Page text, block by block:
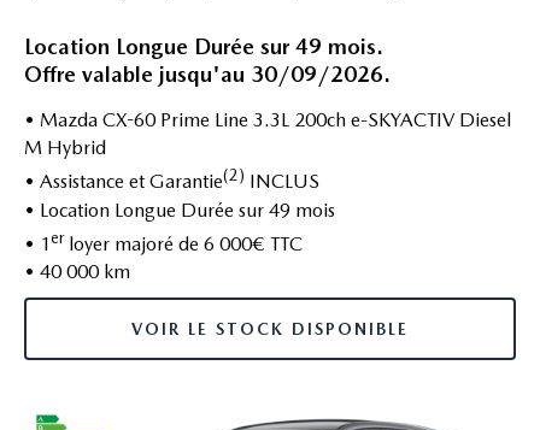
Location Longue Durée sur 49 mois.
Offre valable jusqu'au 30/09/2026.
• Mazda CX-60 Prime Line 3.3L 200ch e-SKYACTIV Diesel
M Hybrid
• Assistance et Garantie(2) INCLUS
• Location Longue Durée sur 49 mois
• 1er loyer majoré de 6 000€ TTC
• 40 000 km
VOIR LE STOCK DISPONIBLE